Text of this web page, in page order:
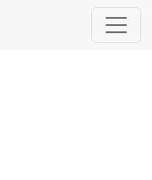
divisão